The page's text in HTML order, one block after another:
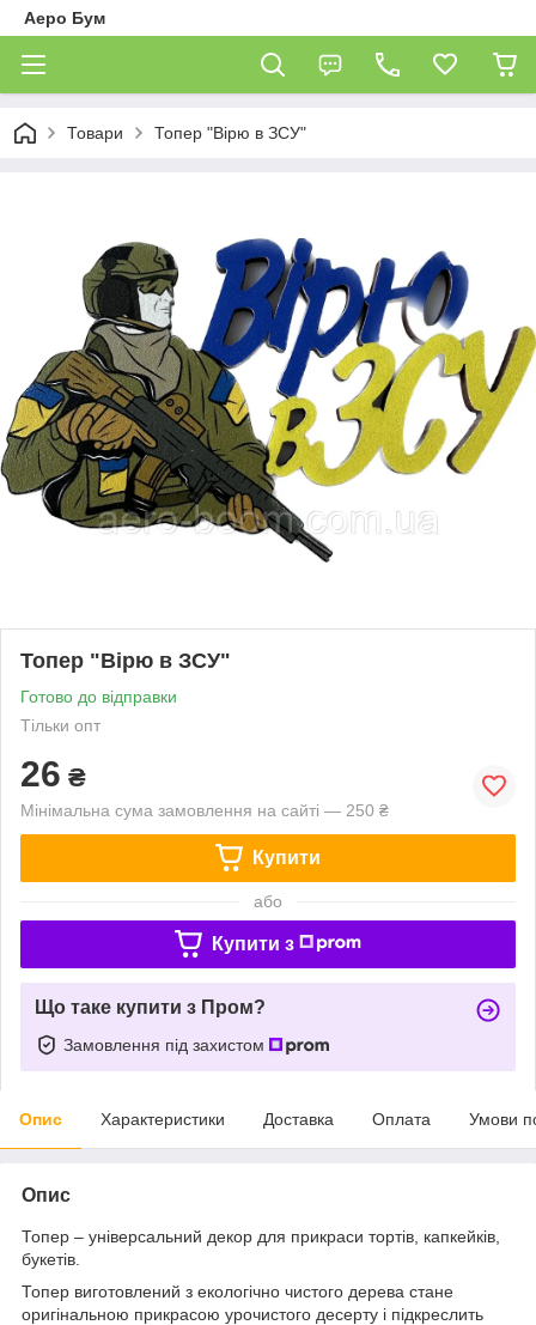
Аеро Бум
Товари Топер "Вірю в ЗСУ"
Топер "Вірю в ЗСУ"
Готово до відправки
Тільки опт
26 ₴
Мінімальна сума замовлення на сайті — 250 ₴
Купити
або
Купити з
Що таке купити з Пром?
Замовлення під захистом
Опис Характеристики Доставка Оплата Умови
Опис
Топер – універсальний декор для прикраси тортів, капкейків,
букетів.
Топер виготовлений з екологічно чистого дерева стане
оригінальною прикрасою урочистого десерту і підкреслить